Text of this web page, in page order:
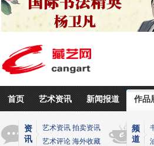
首页 艺术资讯 新闻报道 作品
资
讯
艺术资讯 拍卖资讯
艺术评论 海外收藏
频
道